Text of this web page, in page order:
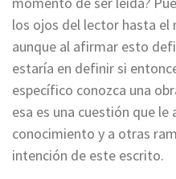
los ojos del lector hasta el
aunque al afirmar esto
estaría en definir si
específico conozca una
esa es una cuestión que
conocimiento y a otras
intención de este escrito.